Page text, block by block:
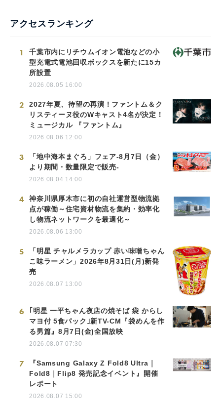
アクセスランキング
1
千葉市内にリチウムイオン電池などの小
型充電式電池回収ボックスを新たに15カ
所設置
2026.08.05 16:00
2
2027年夏、待望の再演！ファントム＆ク
リスティーヌ役のWキャスト4名が決定！
ミュージカル 『ファントム』
2026.08.06 12:00
3
「地中海本まぐろ」フェア-8月7日（金）
より期間・数量限定で販売-
2026.08.04 14:00
4
神奈川県厚木市に初の自社運営型物流拠
点が稼働～住宅資材物流を集約・効率化
し物流ネットワークを最適化～
2026.08.06 13:00
5
「明星 チャルメラカップ 赤い味噌ちゃん
こ味ラーメン」2026年8月31日(月)新発
売
2026.08.07 13:00
6
｢明星 一平ちゃん夜店の焼そば 袋 からし
マヨ付 5食パック｣新TV-CM『袋めんを作
る男篇』8月7日(金)全国放映
2026.08.07 07:30
7
『Samsung Galaxy Z Fold8 Ultra｜
Fold8｜Flip8 発売記念イベント』開催
レポート
2026.08.07 15:00